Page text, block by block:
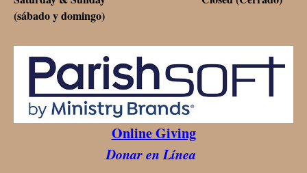
(sábado y domingo)
Online Giving
Donar en Línea